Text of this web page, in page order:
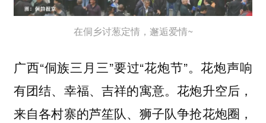
在侗乡讨葱定情，邂逅爱情~
广西“侗族三月三”要过“花炮节”。花炮声响
有团结、幸福、吉祥的寓意。花炮升空后，
来自各村寨的芦笙队、狮子队争抢花炮圈，